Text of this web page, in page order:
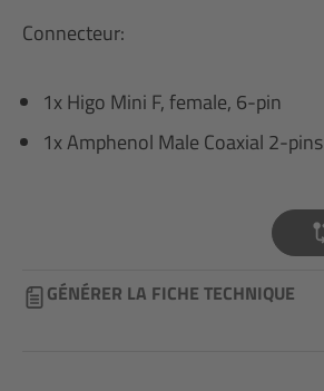
Connecteur:
1x Higo Mini F, female, 6-pin
1x Amphenol Male Coaxial 2-pins
GÉNÉRER LA FICHE TECHNIQUE